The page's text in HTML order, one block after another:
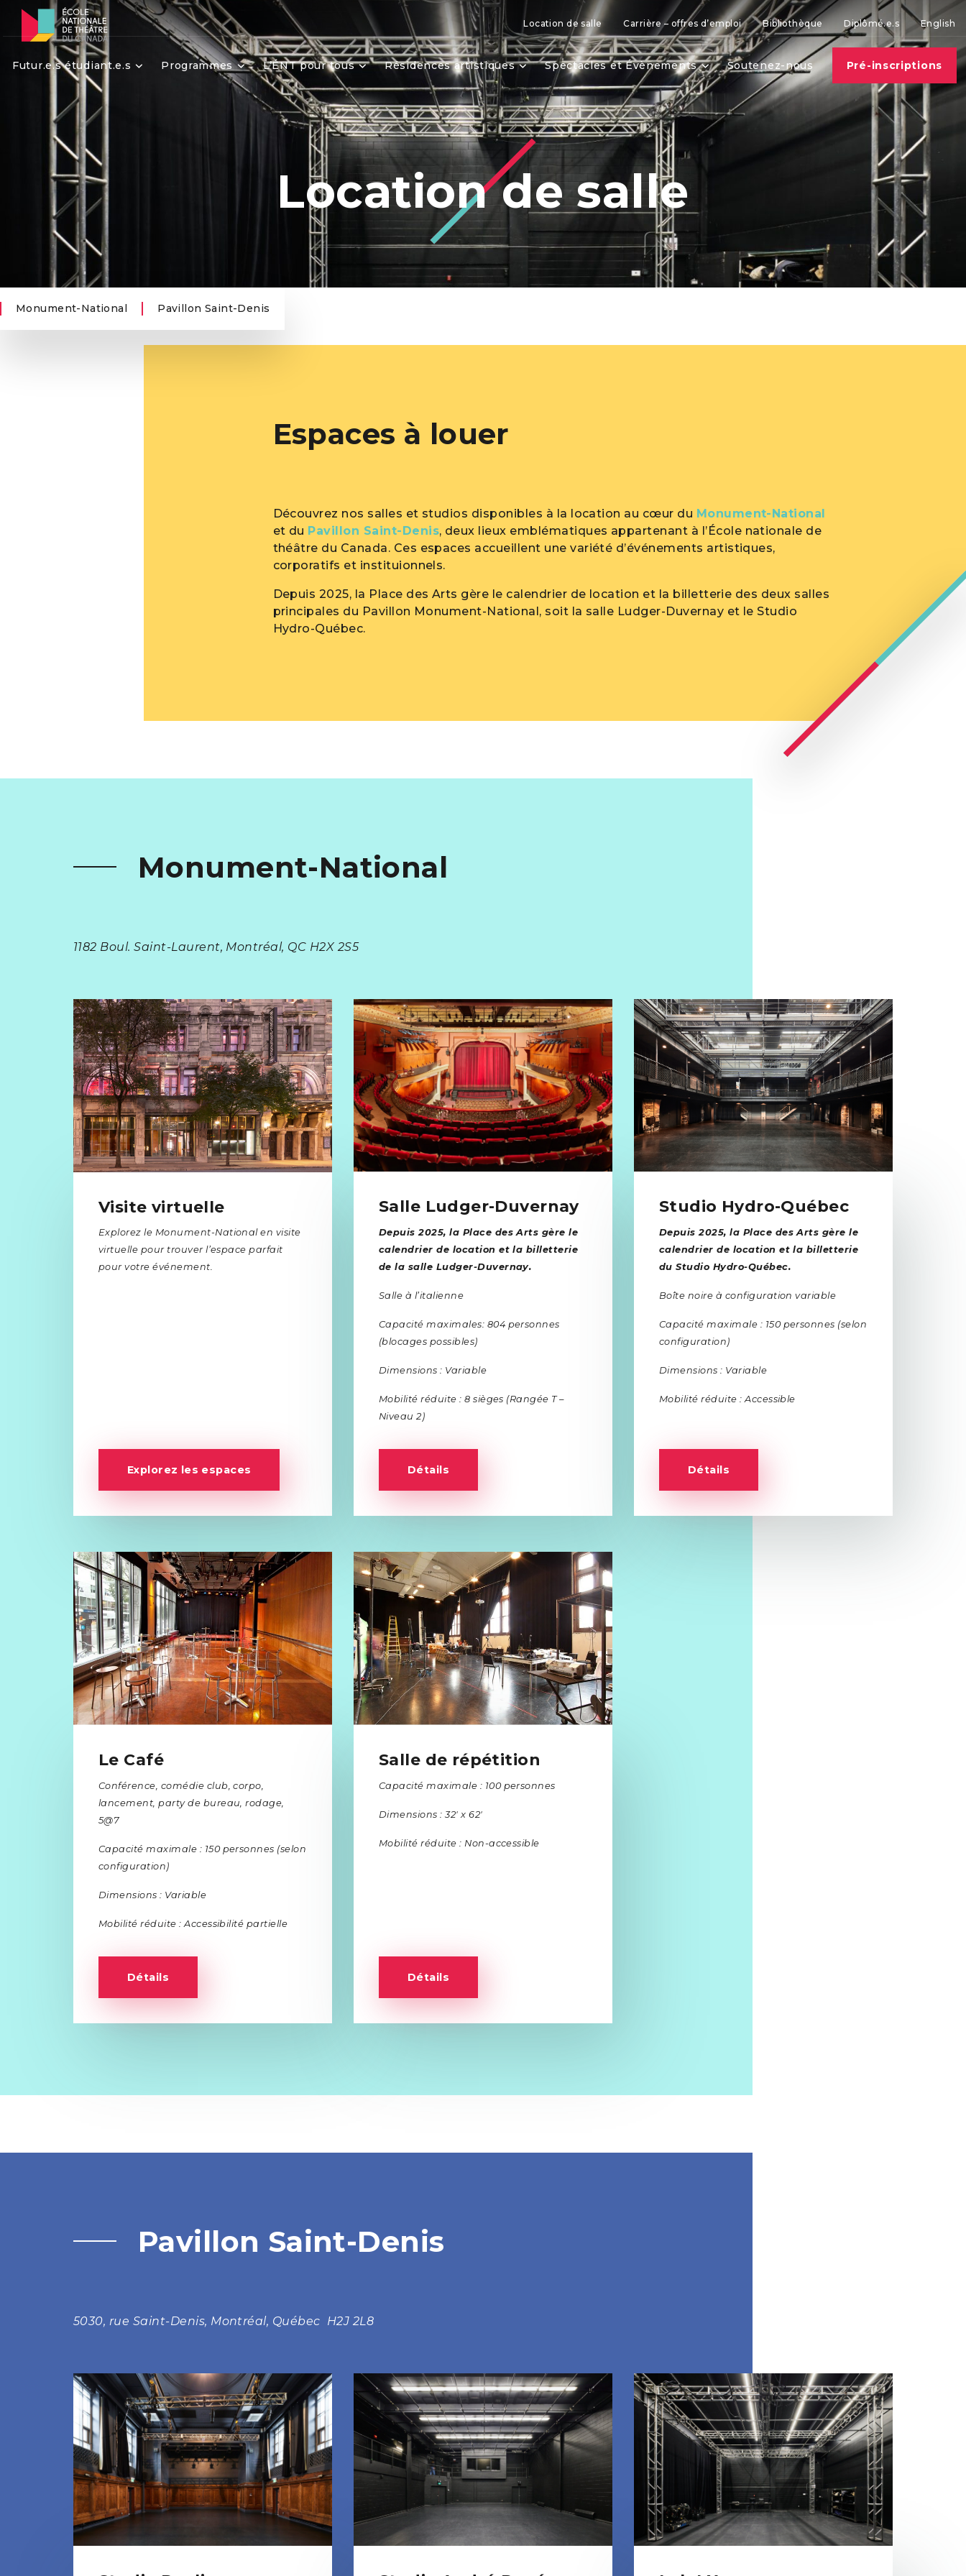
Location de salle Carrière – offres d’emploi Bibliothèque Diplômé.e.s English
Futur.e.s étudiant.e.s Programmes L’ÉNT pour tous Résidences artistiques Spectacles et Évènements Soutenez-nous Pré-inscriptions
Location de salle
Monument-National Pavillon Saint-Denis
Espaces à louer
Découvrez nos salles et studios disponibles à la location au cœur du Monument-National
et du Pavillon Saint-Denis, deux lieux emblématiques appartenant à l’École nationale de
théâtre du Canada. Ces espaces accueillent une variété d’événements artistiques,
corporatifs et instituionnels.
Depuis 2025, la Place des Arts gère le calendrier de location et la billetterie des deux salles
principales du Pavillon Monument-National, soit la salle Ludger-Duvernay et le Studio
Hydro-Québec.
Monument-National
1182 Boul. Saint-Laurent, Montréal, QC H2X 2S5
Visite virtuelle
Explorez le Monument-National en visite
virtuelle pour trouver l’espace parfait
pour votre événement.
Explorez les espaces
Salle Ludger-Duvernay
Depuis 2025, la Place des Arts gère le
calendrier de location et la billetterie
de la salle Ludger-Duvernay.
Salle à l’italienne
Capacité maximales: 804 personnes
(blocages possibles)
Dimensions : Variable
Mobilité réduite : 8 sièges (Rangée T –
Niveau 2)
Détails
Studio Hydro-Québec
Depuis 2025, la Place des Arts gère le
calendrier de location et la billetterie
du Studio Hydro-Québec.
Boîte noire à configuration variable
Capacité maximale : 150 personnes (selon
configuration)
Dimensions : Variable
Mobilité réduite : Accessible
Détails
Le Café
Conférence, comédie club, corpo,
lancement, party de bureau, rodage,
5@7
Capacité maximale : 150 personnes (selon
configuration)
Dimensions : Variable
Mobilité réduite : Accessibilité partielle
Détails
Salle de répétition
Capacité maximale : 100 personnes
Dimensions : 32′ x 62′
Mobilité réduite : Non-accessible
Détails
Pavillon Saint-Denis
5030, rue Saint-Denis, Montréal, Québec H2J 2L8